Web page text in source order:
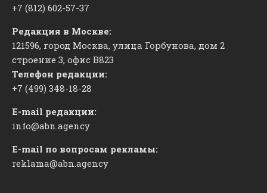
+7 (812) 602-57-37
Редакция в Москве:
121596, город Москва, улица Горбунова, дом 2
строение 3, офис ​В823
Телефон редакции:
+7 (499) 348-18-28
E-mail редакции:
info@abn.agency
E-mail по вопросам рекламы:
reklama@abn.agency